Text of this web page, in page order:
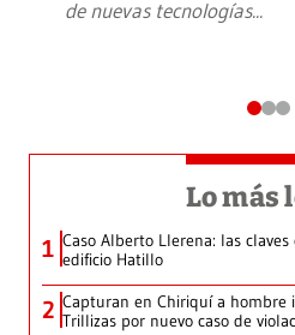
de nuevas tecnologías...
Lo más
1 Caso Alberto Llerena: las
edificio Hatillo
2 Capturan en Chiriquí a hombre
Trillizas por nuevo caso de